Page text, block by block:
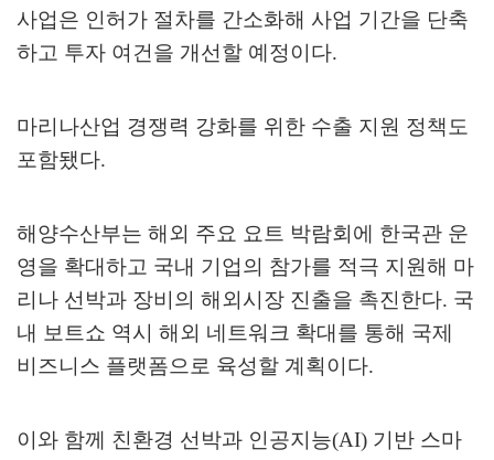
사업은 인허가 절차를 간소화해 사업 기간을 단축
하고 투자 여건을 개선할 예정이다.
마리나산업 경쟁력 강화를 위한 수출 지원 정책도
포함됐다.
해양수산부는 해외 주요 요트 박람회에 한국관 운
영을 확대하고 국내 기업의 참가를 적극 지원해 마
리나 선박과 장비의 해외시장 진출을 촉진한다. 국
내 보트쇼 역시 해외 네트워크 확대를 통해 국제
비즈니스 플랫폼으로 육성할 계획이다.
이와 함께 친환경 선박과 인공지능(AI) 기반 스마